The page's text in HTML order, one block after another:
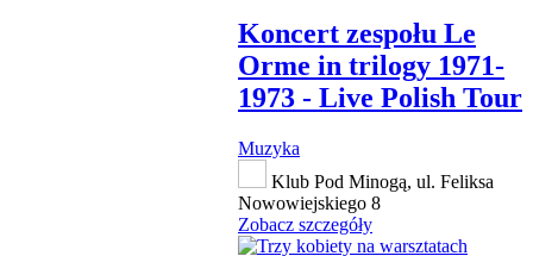
Koncert zespołu Le
Orme in trilogy 1971-
1973 - Live Polish Tour
Muzyka
Klub Pod Minogą, ul. Feliksa
Nowowiejskiego 8
Zobacz szczegóły